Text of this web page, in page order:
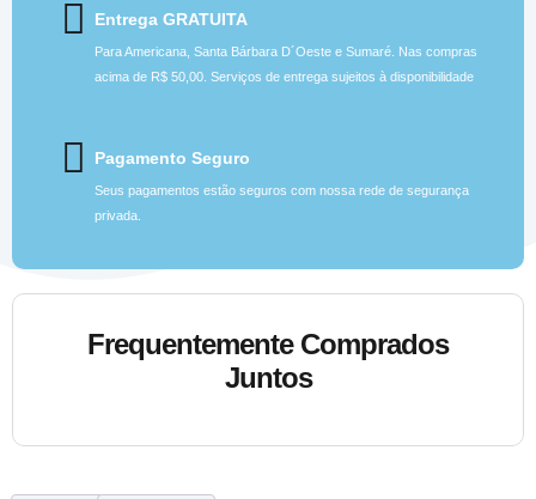
Entrega GRATUITA
Para Americana, Santa Bárbara D´Oeste e Sumaré. Nas compras
acima de R$ 50,00. Serviços de entrega sujeitos à disponibilidade
Pagamento Seguro
Seus pagamentos estão seguros com nossa rede de segurança
privada.
Frequentemente Comprados
Juntos